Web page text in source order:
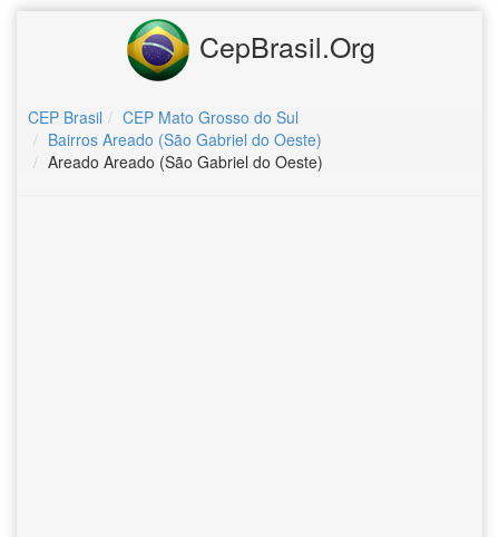
CepBrasil.Org
CEP Brasil
CEP Mato Grosso do Sul
Bairros Areado (São Gabriel do Oeste)
Areado Areado (São Gabriel do Oeste)